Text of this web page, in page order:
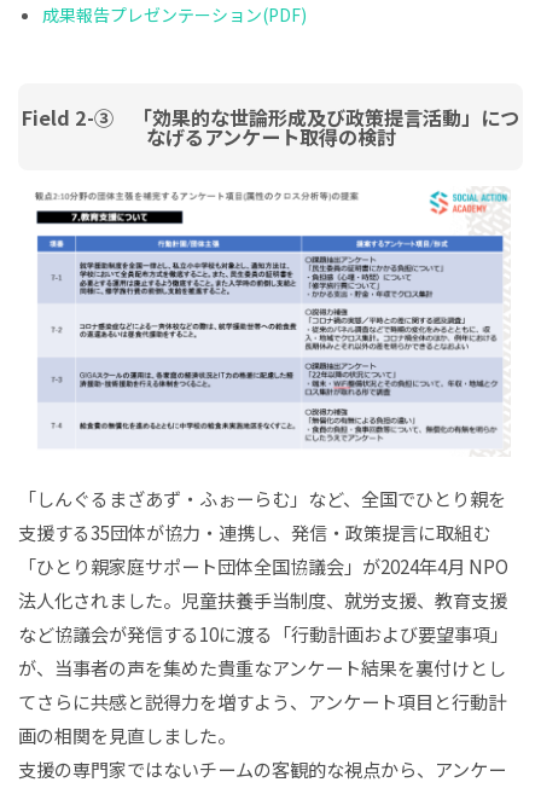
成果報告プレゼンテーション(PDF)
Field 2-③ 「効果的な世論形成及び政策提言活動」につ
なげるアンケート取得の検討
「しんぐるまざあず・ふぉーらむ」など、全国でひとり親を
支援する35団体が協力・連携し、発信・政策提言に取組む
「ひとり親家庭サポート団体全国協議会」が2024年4月 NPO
法人化されました。児童扶養手当制度、就労支援、教育支援
など協議会が発信する10に渡る「行動計画および要望事項」
が、当事者の声を集めた貴重なアンケート結果を裏付けとし
てさらに共感と説得力を増すよう、アンケート項目と行動計
画の相関を見直しました。
支援の専門家ではないチームの客観的な視点から、アンケー